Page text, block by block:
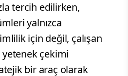
tercih edilirken,
yalnızca
için değil, çalışan
çekimi
bir araç olarak